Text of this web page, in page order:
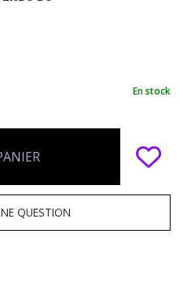
En stock
QUESTION